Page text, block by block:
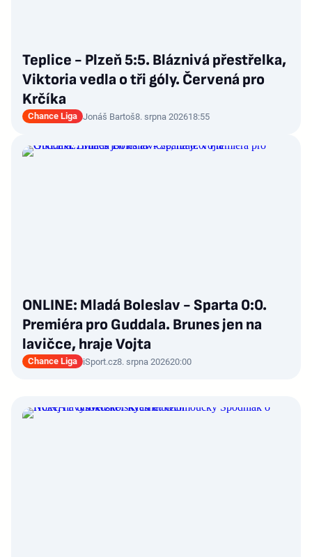
Teplice - Plzeň 5:5. Bláznivá přestřelka,
Viktoria vedla o tři góly. Červená pro
Krčíka
Chance Liga Jonáš Bartoš8. srpna 202618:55
ONLINE: Mladá Boleslav - Sparta 0:0.
Premiéra pro Guddala. Brunes jen na
lavičce, hraje Vojta
Chance Liga iSport.cz8. srpna 202620:00